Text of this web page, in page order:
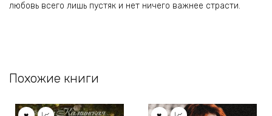
любовь всего лишь пустяк и нет ничего важнее страсти.
Похожие книги